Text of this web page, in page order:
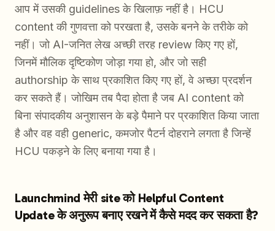
आप में उसकी guidelines के खिलाफ़ नहीं है। HCU
content की गुणवत्ता को परखता है, उसके बनने के तरीके को
नहीं। जो AI-जनित लेख अच्छी तरह review किए गए हों,
जिनमें मौलिक दृष्टिकोण जोड़ा गया हो, और जो सही
authorship के साथ प्रकाशित किए गए हों, वे अच्छा प्रदर्शन
कर सकते हैं। जोखिम तब पैदा होता है जब AI content को
बिना संपादकीय अनुशासन के बड़े पैमाने पर प्रकाशित किया जाता
है और वह वही generic, कमजोर पैटर्न दोहराने लगता है जिन्हें
HCU पकड़ने के लिए बनाया गया है।
Launchmind मेरी site को Helpful Content
Update के अनुरूप बनाए रखने में कैसे मदद कर सकता है?